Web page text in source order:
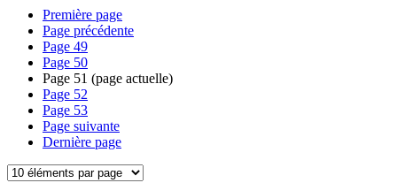
Première page
Page précédente
Page 49
Page 50
Page 51 (page actuelle)
Page 52
Page 53
Page suivante
Dernière page